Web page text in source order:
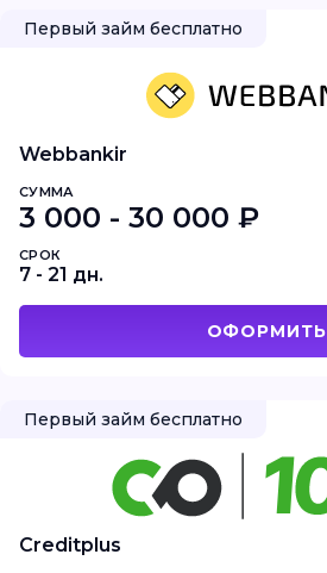
Первый займ бесплатно
Webbankir
СУММА
3 000 - 30 000 ₽
СРОК
7 - 21 дн.
ОФОРМИТЬ
Первый займ бесплатно
Creditplus